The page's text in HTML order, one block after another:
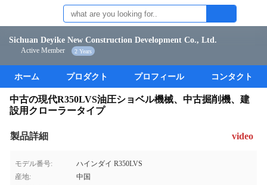
Sichuan Deyike New Construction Development Co., Ltd.
Active Member 2 Years
ホーム プロダクト プロフィール コンタクト
中古の現代R350LVS油圧ショベル機械、中古掘削機、建
設用クローラータイプ
製品詳細 video
モデル番号:
ハインダイ R350LVS
産地:
中国